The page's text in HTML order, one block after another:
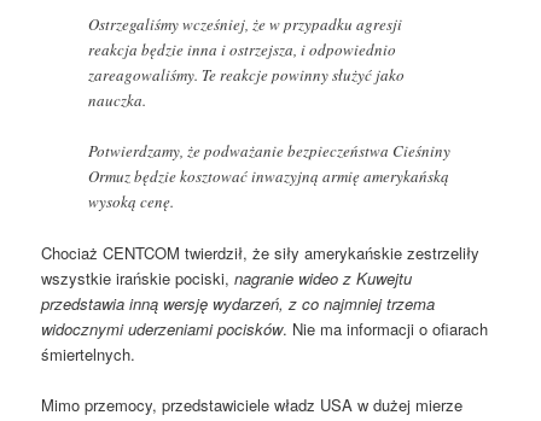
Ostrzegaliśmy wcześniej, że w przypadku agresji
reakcja będzie inna i ostrzejsza, i odpowiednio
zareagowaliśmy. Te reakcje powinny służyć jako
nauczka.
Potwierdzamy, że podważanie bezpieczeństwa Cieśniny
Ormuz będzie kosztować inwazyjną armię amerykańską
wysoką cenę.
Chociaż CENTCOM twierdził, że siły amerykańskie zestrzeliły
wszystkie irańskie pociski,nagranie wideo z Kuwejtu
przedstawia inną wersję wydarzeń, z co najmniej trzema
widocznymi uderzeniami pocisków. Nie ma informacji o ofiarach
śmiertelnych.
Mimo przemocy, przedstawiciele władz USA w dużej mierze